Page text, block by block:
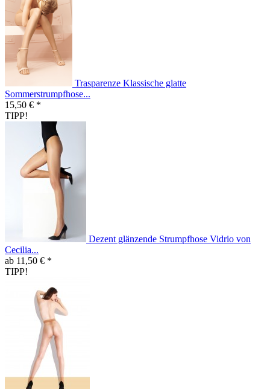
Trasparenze Klassische glatte
Sommerstrumpfhose...
15,50 € *
TIPP!
Dezent glänzende Strumpfhose Vidrio von
Cecilia...
ab 11,50 € *
TIPP!